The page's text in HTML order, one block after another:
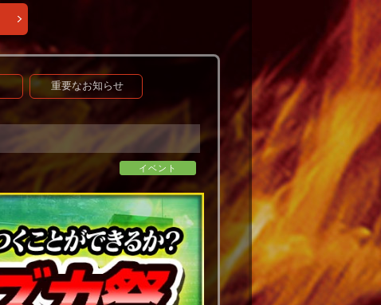
重要なお知らせ
イベント